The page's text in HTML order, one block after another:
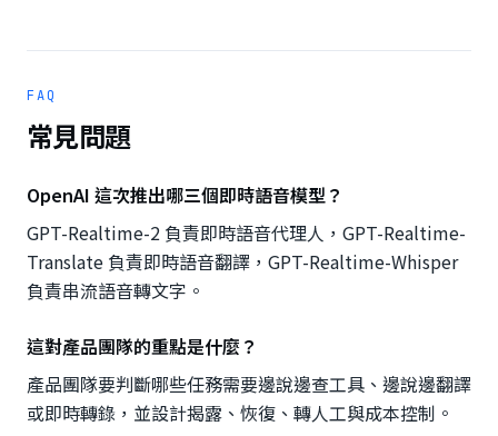
FAQ
常見問題
OpenAI 這次推出哪三個即時語音模型？
GPT-Realtime-2 負責即時語音代理人，GPT-Realtime-
Translate 負責即時語音翻譯，GPT-Realtime-Whisper
負責串流語音轉文字。
這對產品團隊的重點是什麼？
產品團隊要判斷哪些任務需要邊說邊查工具、邊說邊翻譯
或即時轉錄，並設計揭露、恢復、轉人工與成本控制。